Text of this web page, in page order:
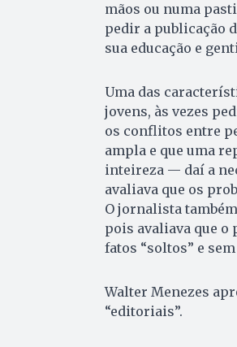
mãos ou numa
pedir a publicação
sua educação e
Uma das
jovens, às vezes
os conflitos entre
ampla e que uma
inteireza — daí a
avaliava que os
O jornalista
pois avaliava que
fatos “soltos” e
Walter Menezes
“editoriais”.